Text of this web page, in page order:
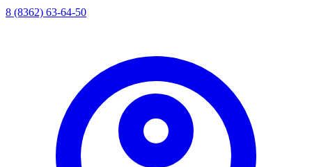
8 (8362) 63-64-50